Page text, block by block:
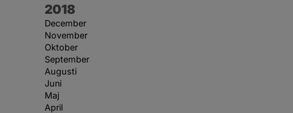
År:
2018
December
November
Oktober
September
Augusti
Juni
Maj
April